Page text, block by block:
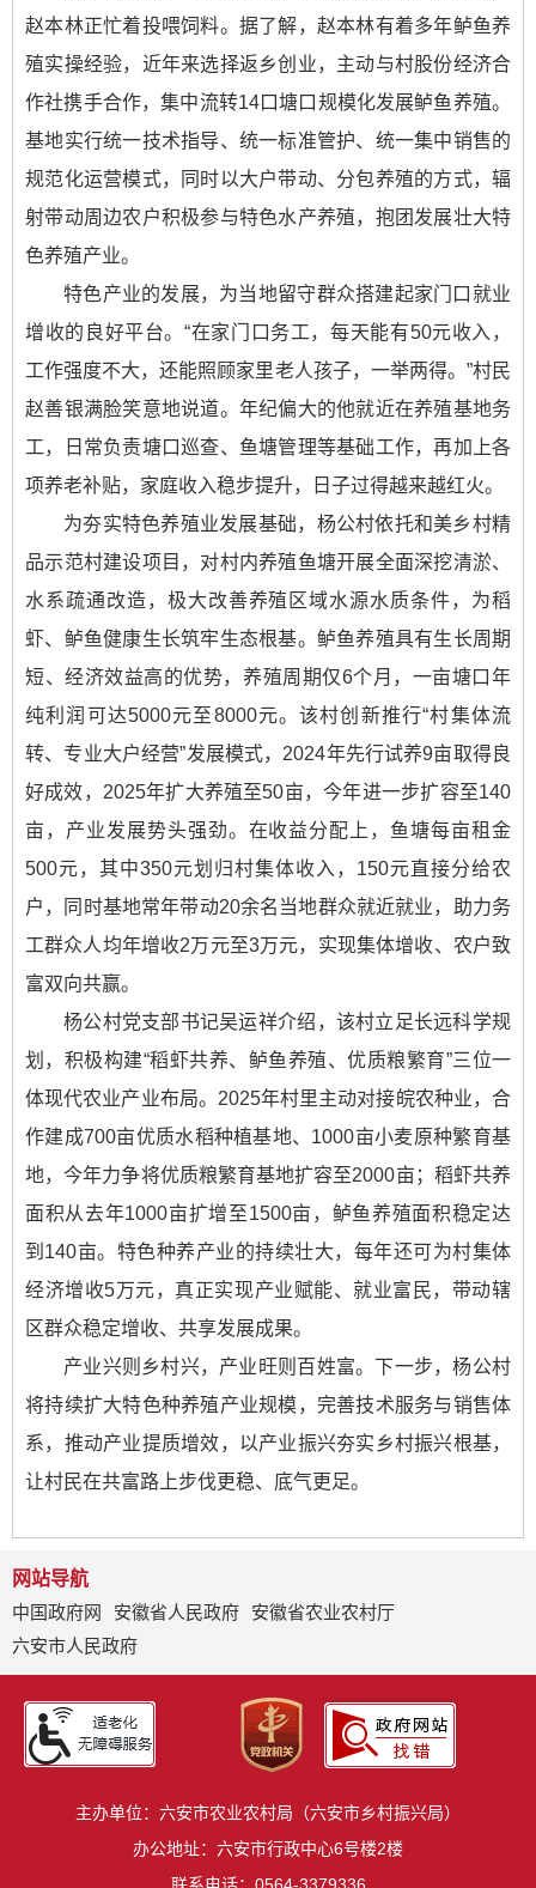
赵本林正忙着投喂饲料。据了解，赵本林有着多年鲈鱼养
殖实操经验，近年来选择返乡创业，主动与村股份经济合
作社携手合作，集中流转14口塘口规模化发展鲈鱼养殖。
基地实行统一技术指导、统一标准管护、统一集中销售的
规范化运营模式，同时以大户带动、分包养殖的方式，辐
射带动周边农户积极参与特色水产养殖，抱团发展壮大特
色养殖产业。
特色产业的发展，为当地留守群众搭建起家门口就业
增收的良好平台。“在家门口务工，每天能有50元收入，
工作强度不大，还能照顾家里老人孩子，一举两得。”村民
赵善银满脸笑意地说道。年纪偏大的他就近在养殖基地务
工，日常负责塘口巡查、鱼塘管理等基础工作，再加上各
项养老补贴，家庭收入稳步提升，日子过得越来越红火。
为夯实特色养殖业发展基础，杨公村依托和美乡村精
品示范村建设项目，对村内养殖鱼塘开展全面深挖清淤、
水系疏通改造，极大改善养殖区域水源水质条件，为稻
虾、鲈鱼健康生长筑牢生态根基。鲈鱼养殖具有生长周期
短、经济效益高的优势，养殖周期仅6个月，一亩塘口年
纯利润可达5000元至8000元。该村创新推行“村集体流
转、专业大户经营”发展模式，2024年先行试养9亩取得良
好成效，2025年扩大养殖至50亩，今年进一步扩容至140
亩，产业发展势头强劲。在收益分配上，鱼塘每亩租金
500元，其中350元划归村集体收入，150元直接分给农
户，同时基地常年带动20余名当地群众就近就业，助力务
工群众人均年增收2万元至3万元，实现集体增收、农户致
富双向共赢。
杨公村党支部书记吴运祥介绍，该村立足长远科学规
划，积极构建“稻虾共养、鲈鱼养殖、优质粮繁育”三位一
体现代农业产业布局。2025年村里主动对接皖农种业，合
作建成700亩优质水稻种植基地、1000亩小麦原种繁育基
地，今年力争将优质粮繁育基地扩容至2000亩；稻虾共养
面积从去年1000亩扩增至1500亩，鲈鱼养殖面积稳定达
到140亩。特色种养产业的持续壮大，每年还可为村集体
经济增收5万元，真正实现产业赋能、就业富民，带动辖
区群众稳定增收、共享发展成果。
产业兴则乡村兴，产业旺则百姓富。下一步，杨公村
将持续扩大特色种养殖产业规模，完善技术服务与销售体
系，推动产业提质增效，以产业振兴夯实乡村振兴根基，
让村民在共富路上步伐更稳、底气更足。
网站导航
中国政府网
安徽省人民政府
安徽省农业农村厅
六安市人民政府
主办单位：六安市农业农村局（六安市乡村振兴局）
办公地址：六安市行政中心6号楼2楼